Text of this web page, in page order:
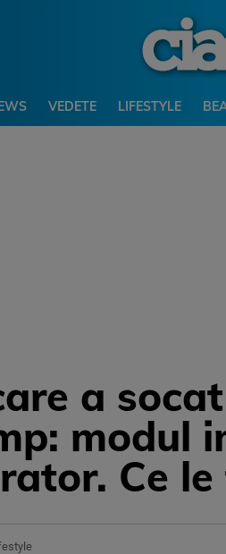
VEDETE LIFESTYLE
a
modul
Ce